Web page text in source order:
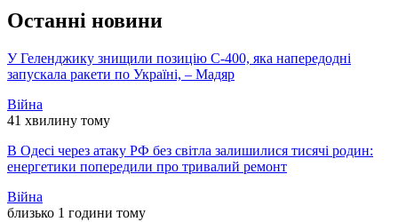
Останні новини
У Геленджику знищили позицію С-400, яка напередодні
запускала ракети по Україні, – Мадяр
Війна
41 хвилину тому
В Одесі через атаку РФ без світла залишилися тисячі родин:
енергетики попередили про тривалий ремонт
Війна
близько 1 години тому